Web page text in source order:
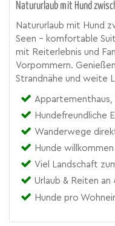
Natururlaub mit Hund
Natururlaub mit Hund
Seen – komfortable
mit Reiterlebnis und
Vorpommern.
Strandnähe und weite
Appartementhaus, Bauernhof, Campingplatz, Chalet,
Hundefreundliche
Wanderwege
Hunde
Viel Landschaft
Urlaub & Reiten
Hunde pro